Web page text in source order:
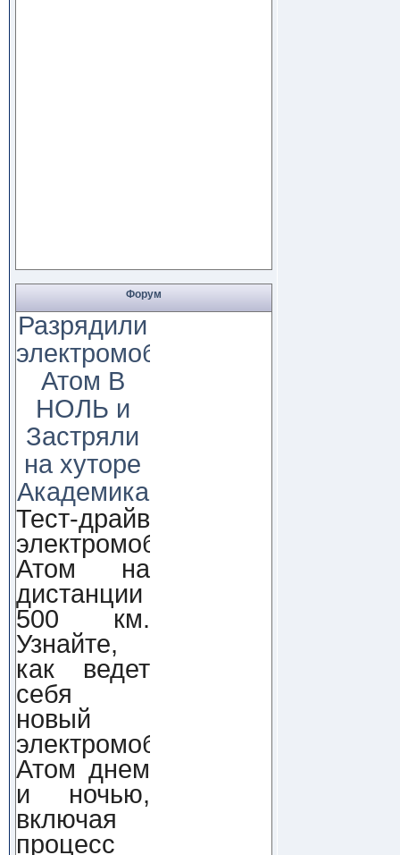
Форум
Разрядили
электромобиль
Атом В
НОЛЬ и
Застряли
на хуторе
Академика
Тест-драйв
электромобиля
Атом на
дистанции
500 км.
Узнайте,
как ведет
себя
новый
электромобиль
Атом днем
и ночью,
включая
процесс